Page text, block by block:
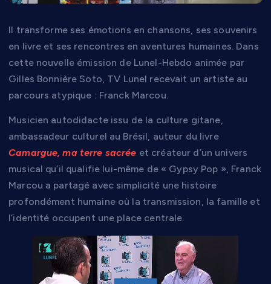
Il transforme ses émotions en chansons, ses souvenirs
en livre et ses rencontres en aventures humaines. Dans
cette nouvelle émission de Lunel-Hebdo animée par
Gilles Bonnière Soto, TV Lunel recevait un artiste au
parcours atypique : Franck Marcou.
Musicien autodidacte issu de la culture gitane,
ambassadeur culturel au Brésil, auteur du livre
Camargue, ma terre sacrée et créateur d’un univers
musical qu’il qualifie lui-même de « Gypsy Pop », Franck
Marcou a partagé avec simplicité une histoire
profondément humaine où la transmission, la famille et
l’identité occupent une place centrale.